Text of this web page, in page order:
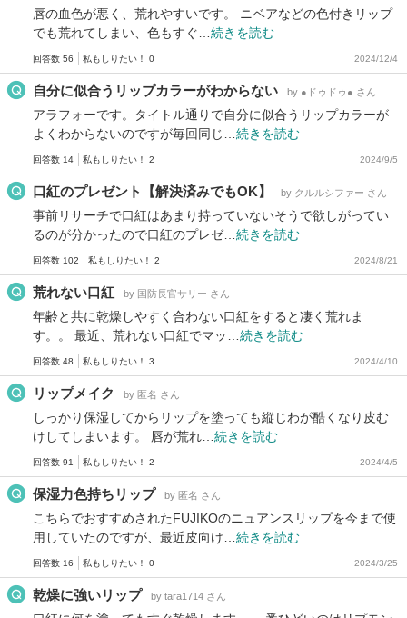
唇の血色が悪く、荒れやすいです。 ニベアなどの色付きリップ
でも荒れてしまい、色もすぐ… 続きを読む
回答数 56 私もしりたい！ 0 2024/12/4
自分に似合うリップカラーがわからない by ●ドゥドゥ● さん
アラフォーです。タイトル通りで自分に似合うリップカラーが
よくわからないのですが毎回同じ… 続きを読む
回答数 14 私もしりたい！ 2 2024/9/5
口紅のプレゼント【解決済みでもOK】 by クルルシファー さん
事前リサーチで口紅はあまり持っていないそうで欲しがってい
るのが分かったので口紅のプレゼ… 続きを読む
回答数 102 私もしりたい！ 2 2024/8/21
荒れない口紅 by 国防長官サリー さん
年齢と共に乾燥しやすく合わない口紅をすると凄く荒れま
す。。 最近、荒れない口紅でマッ… 続きを読む
回答数 48 私もしりたい！ 3 2024/4/10
リップメイク by 匿名 さん
しっかり保湿してからリップを塗っても縦じわが酷くなり皮む
けしてしまいます。 唇が荒れ… 続きを読む
回答数 91 私もしりたい！ 2 2024/4/5
保湿力色持ちリップ by 匿名 さん
こちらでおすすめされたFUJIKOのニュアンスリップを今まで使
用していたのですが、最近皮向け… 続きを読む
回答数 16 私もしりたい！ 0 2024/3/25
乾燥に強いリップ by tara1714 さん